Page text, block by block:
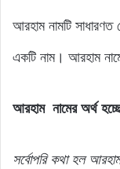
আরহাম নামটি সাধারণত
একটি নাম। আরহাম
আরহাম নামের অর্থ
সর্বোপরি কথা হল